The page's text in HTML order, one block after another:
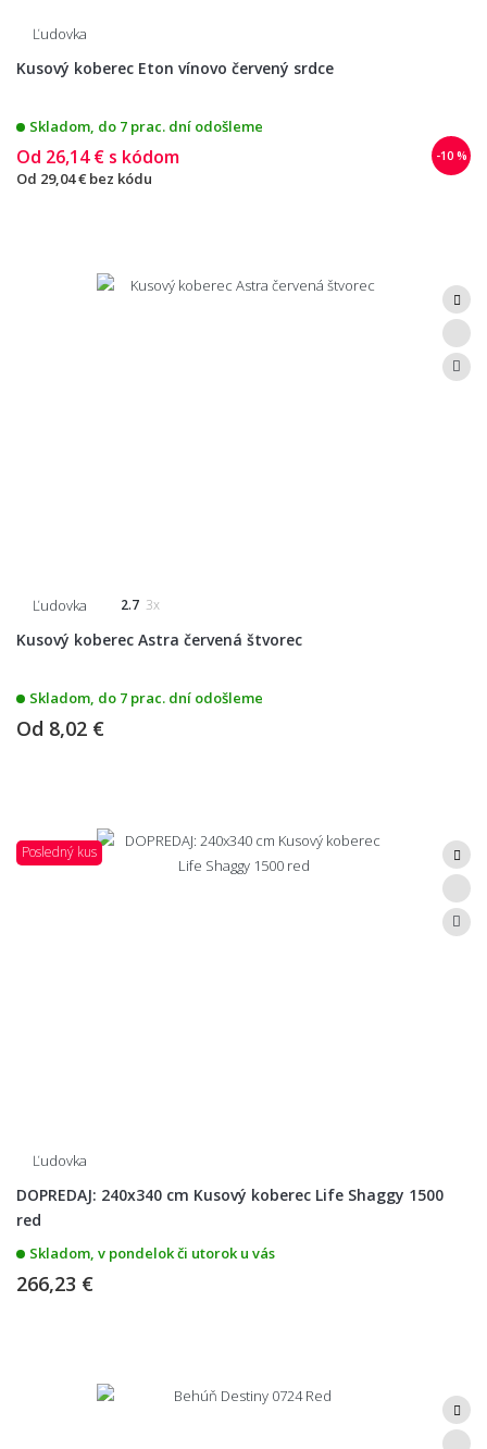
Ľudovka
Kusový koberec Eton vínovo červený srdce
Skladom, do 7 prac. dní odošleme
-10 %
Od 26,14 € s kódom
Od 29,04 € bez kódu
Ľudovka 2.7 3x
Kusový koberec Astra červená štvorec
Skladom, do 7 prac. dní odošleme
Od 8,02 €
Posledný kus
Ľudovka
DOPREDAJ: 240x340 cm Kusový koberec Life Shaggy 1500
red
Skladom, v pondelok či utorok u vás
266,23 €